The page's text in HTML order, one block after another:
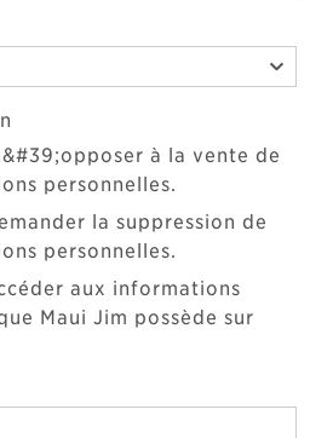
à la vente de
personnelles.
la suppression de
personnelles.
aux informations
Maui Jim possède sur